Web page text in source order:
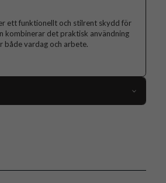
ett funktionellt och stilrent skydd för
kombinerar det praktisk användning
både vardag och arbete.
Stöttålig